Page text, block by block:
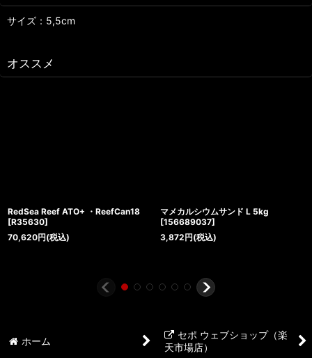
サイズ：5,5cm
オススメ
RedSea Reef ATO+ ・ReefCan18
[R35630]
70,620円(税込)
マメカルシウムサンド L 5kg
[156689037]
3,872円(税込)
ホーム
セポ ウェブショップ（楽
天市場店）